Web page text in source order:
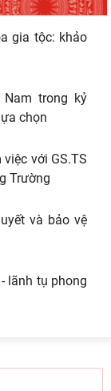
gia tộc: khảo
Nam trong kỷ
chọn
với GS.TS
Trường
và bảo vệ
lãnh tụ phong